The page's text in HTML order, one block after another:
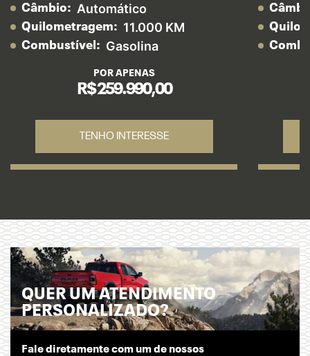
Câmbio: Automático
Quilometragem: 11.000 KM
Combustível: Gasolina
POR APENAS
R$ 259.990,00
TENHO INTERESSE
QUER UM ATENDIMENTO
PERSONALIZADO?
Fale diretamente com um de nossos